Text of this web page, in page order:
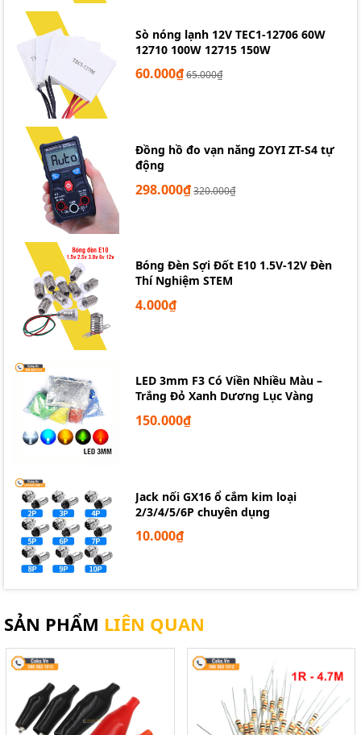
Sò nóng lạnh 12V TEC1-12706 60W
12710 100W 12715 150W
60.000₫65.000₫
Đồng hồ đo vạn năng ZOYI ZT-S4 tự
động
298.000₫320.000₫
Bóng Đèn Sợi Đốt E10 1.5V-12V Đèn
Thí Nghiệm STEM
4.000₫
LED 3mm F3 Có Viền Nhiều Màu –
Trắng Đỏ Xanh Dương Lục Vàng
150.000₫
Jack nối GX16 ổ cắm kim loại
2/3/4/5/6P chuyên dụng
10.000₫
SẢN PHẨM LIÊN QUAN